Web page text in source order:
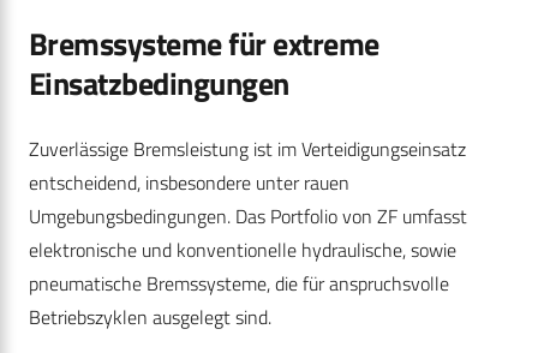
Bremssysteme für extreme
Einsatzbedingungen
Zuverlässige Bremsleistung ist im Verteidigungseinsatz
entscheidend, insbesondere unter rauen
Umgebungsbedingungen. Das Portfolio von ZF umfasst
elektronische und konventionelle hydraulische, sowie
pneumatische Bremssysteme, die für anspruchsvolle
Betriebszyklen ausgelegt sind.